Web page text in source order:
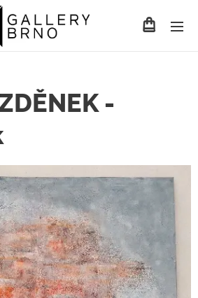
-